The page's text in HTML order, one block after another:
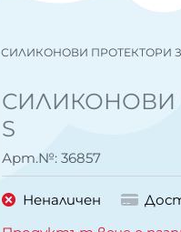
СИЛИКОНОВИ ПРОТЕКТОРИ
СИЛИКОНОВИ
S
Арт.№: 36857
Неналичен